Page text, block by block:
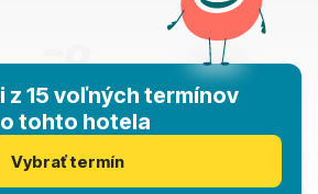
z 15 voľných termínov
tohto hotela
Vybrať termín